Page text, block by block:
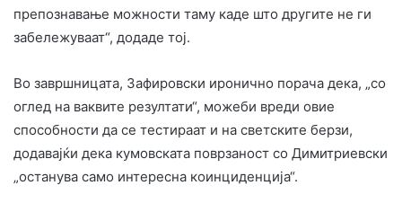
препознавање можности таму каде што другите не ги
забележуваат“, додаде тој.
Во завршницата, Зафировски иронично порача дека, „со
оглед на ваквите резултати“, можеби вреди овие
способности да се тестираат и на светските берзи,
додавајќи дека кумовската поврзаност со Димитриевски
„останува само интересна коинциденција“.